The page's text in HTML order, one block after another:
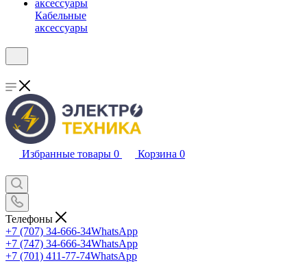
Кабельные
аксессуары
Избранные товары 0 Корзина 0
Телефоны
+7 (707) 34-666-34WhatsApp
+7 (747) 34-666-34WhatsApp
+7 (701) 411-77-74WhatsApp